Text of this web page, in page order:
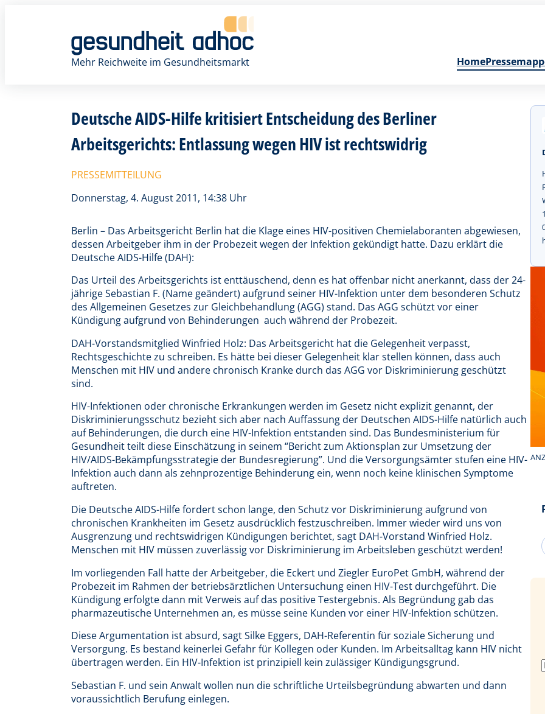
Mehr Reichweite im Gesundheitsmarkt
Home
Deutsche AIDS-Hilfe kritisiert Entscheidung des Berliner
Arbeitsgerichts: Entlassung wegen HIV ist rechtswidrig
PRESSEMITTEILUNG
Donnerstag, 4. August 2011, 14:38 Uhr
Berlin – Das Arbeitsgericht Berlin hat die Klage eines HIV-positiven Chemielaboranten abgewiesen,
dessen Arbeitgeber ihm in der Probezeit wegen der Infektion gekündigt hatte. Dazu erklärt die
Deutsche AIDS-Hilfe (DAH):
Das Urteil des Arbeitsgerichts ist enttäuschend, denn es hat offenbar nicht anerkannt, dass der 24-
jährige Sebastian F. (Name geändert) aufgrund seiner HIV-Infektion unter dem besonderen Schutz
des Allgemeinen Gesetzes zur Gleichbehandlung (AGG) stand. Das AGG schützt vor einer
Kündigung aufgrund von Behinderungen  auch während der Probezeit.
DAH-Vorstandsmitglied Winfried Holz: Das Arbeitsgericht hat die Gelegenheit verpasst,
Rechtsgeschichte zu schreiben. Es hätte bei dieser Gelegenheit klar stellen können, dass auch
Menschen mit HIV und andere chronisch Kranke durch das AGG vor Diskriminierung geschützt
sind.
HIV-Infektionen oder chronische Erkrankungen werden im Gesetz nicht explizit genannt, der
Diskriminierungsschutz bezieht sich aber nach Auffassung der Deutschen AIDS-Hilfe natürlich auch
auf Behinderungen, die durch eine HIV-Infektion entstanden sind. Das Bundesministerium für
Gesundheit teilt diese Einschätzung in seinem “Bericht zum Aktionsplan zur Umsetzung der
HIV/AIDS-Bekämpfungsstrategie der Bundesregierung”. Und die Versorgungsämter stufen eine HIV-
Infektion auch dann als zehnprozentige Behinderung ein, wenn noch keine klinischen Symptome
auftreten.
Die Deutsche AIDS-Hilfe fordert schon lange, den Schutz vor Diskriminierung aufgrund von
chronischen Krankheiten im Gesetz ausdrücklich festzuschreiben. Immer wieder wird uns von
Ausgrenzung und rechtswidrigen Kündigungen berichtet, sagt DAH-Vorstand Winfried Holz.
Menschen mit HIV müssen zuverlässig vor Diskriminierung im Arbeitsleben geschützt werden!
Im vorliegenden Fall hatte der Arbeitgeber, die Eckert und Ziegler EuroPet GmbH, während der
Probezeit im Rahmen der betriebsärztlichen Untersuchung einen HIV-Test durchgeführt. Die
Kündigung erfolgte dann mit Verweis auf das positive Testergebnis. Als Begründung gab das
pharmazeutische Unternehmen an, es müsse seine Kunden vor einer HIV-Infektion schützen.
Diese Argumentation ist absurd, sagt Silke Eggers, DAH-Referentin für soziale Sicherung und
Versorgung. Es bestand keinerlei Gefahr für Kollegen oder Kunden. Im Arbeitsalltag kann HIV nicht
übertragen werden. Ein HIV-Infektion ist prinzipiell kein zulässiger Kündigungsgrund.
Sebastian F. und sein Anwalt wollen nun die schriftliche Urteilsbegründung abwarten und dann
voraussichtlich Berufung einlegen.